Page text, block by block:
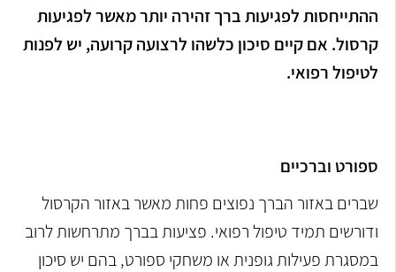
ההתייחסות לפגיעות ברך זהירה יותר מאשר לפגיעות
קרסול. אם קיים סיכון כלשהו לרצועה קרועה, יש לפנות
לטיפול רפואי.
ספורט וברכיים
שברים באזור הברך נפוצים פחות מאשר באזור הקרסול
ודורשים תמיד טיפול רפואי. פציעות בברך מתרחשות לרוב
במסגרת פעילות גופנית או משחקי ספורט, בהם יש סיכון